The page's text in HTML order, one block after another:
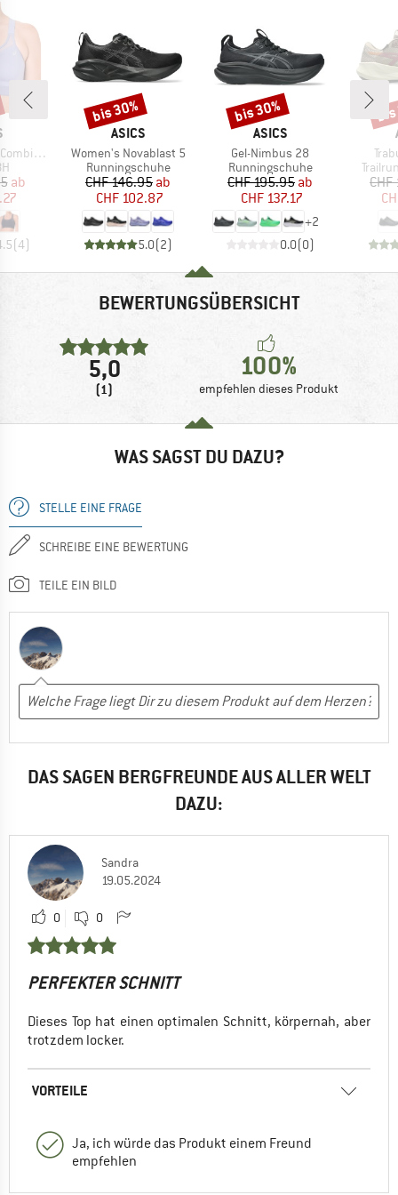
Bra
Preis
ab
(4)
MARKE
ASICS
Artikel
Women's Novablast 5
Produktgruppe
Runningschuhe
Preis
CHF 146.95reduzierter Preis
ab
CHF 102.87
5.0(2)
Rabatt
bis 30%
MARKE
ASICS
Artikel
Gel-Nimbus 28
Produktgruppe
Runningschuhe
Preis
CHF 195.95reduzierter Preis
ab
CHF 137.17
+2
0.0(0)
Rabatt
bis 30%
BEWERTUNGSÜBERSICHT
5,0
(1)
100%
empfehlen dieses Produkt
WAS SAGST DU DAZU?
STELLE EINE FRAGE
SCHREIBE EINE BEWERTUNG
TEILE EIN BILD
DAS SAGEN BERGFREUNDE AUS ALLER WELT
DAZU:
Sandra
19.05.2024
0 0
PERFEKTER SCHNITT
Dieses Top hat einen optimalen Schnitt, körpernah, aber
trotzdem locker.
VORTEILE
Ja, ich würde das Produkt einem Freund
empfehlen